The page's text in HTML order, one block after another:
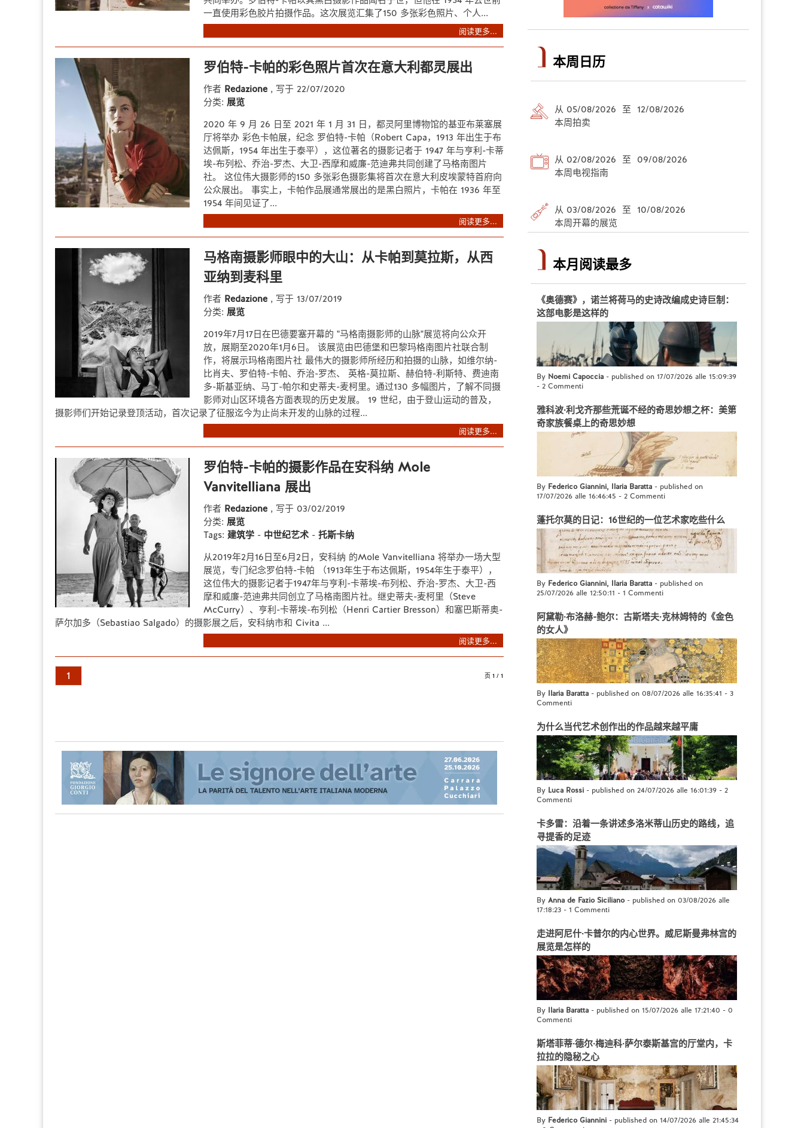
一直使用彩色胶片拍摄作品。这次展览汇集了150 多张彩色照片、个人...
阅读更多...
罗伯特-卡帕的彩色照片首次在意大利都灵展出
作者 Redazione , 写于 22/07/2020
分类: 展览
2020 年 9 月 26 日至 2021 年 1 月 31 日，都灵阿里博物馆的基亚布莱塞展
厅将举办 彩色卡帕展，纪念 罗伯特-卡帕（Robert Capa，1913 年出生于布
达佩斯，1954 年出生于泰平），这位著名的摄影记者于 1947 年与亨利-卡蒂
埃-布列松、乔治-罗杰、大卫-西摩和威廉-范迪弗共同创建了马格南图片
社。 这位伟大摄影师的150 多张彩色摄影集将首次在意大利皮埃蒙特首府向
公众展出。 事实上，卡帕作品展通常展出的是黑白照片，卡帕在 1936 年至
1954 年间见证了...
阅读更多...
马格南摄影师眼中的大山：从卡帕到莫拉斯，从西
亚纳到麦科里
作者 Redazione , 写于 13/07/2019
分类: 展览
2019年7月17日在巴德要塞开幕的 "马格南摄影师的山脉"展览将向公众开
放，展期至2020年1月6日。 该展览由巴德堡和巴黎玛格南图片社联合制
作，将展示玛格南图片社 最伟大的摄影师所经历和拍摄的山脉，如维尔纳-
比肖夫、罗伯特-卡帕、乔治-罗杰、 英格-莫拉斯、赫伯特-利斯特、费迪南
多-斯基亚纳、马丁-帕尔和史蒂夫-麦柯里。通过130 多幅图片，了解不同摄
影师对山区环境各方面表现的历史发展。 19 世纪，由于登山运动的普及，
摄影师们开始记录登顶活动，首次记录了征服迄今为止尚未开发的山脉的过程...
阅读更多...
罗伯特-卡帕的摄影作品在安科纳 Mole
Vanvitelliana 展出
作者 Redazione , 写于 03/02/2019
分类: 展览
Tags: 建筑学 - 中世纪艺术 - 托斯卡纳
从2019年2月16日至6月2日，安科纳 的Mole Vanvitelliana 将举办一场大型
展览，专门纪念罗伯特-卡帕 （1913年生于布达佩斯，1954年生于泰平），
这位伟大的摄影记者于1947年与亨利-卡蒂埃-布列松、乔治-罗杰、大卫-西
摩和威廉-范迪弗共同创立了马格南图片社。继史蒂夫-麦柯里（Steve
McCurry）、亨利-卡蒂埃-布列松（Henri Cartier Bresson）和塞巴斯蒂奥-
萨尔加多（Sebastiao Salgado）的摄影展之后，安科纳市和 Civita ...
阅读更多...
1 页 1 / 1
本周日历
从 05/08/2026 至 12/08/2026
本周拍卖
从 02/08/2026 至 09/08/2026
本周电视指南
从 03/08/2026 至 10/08/2026
本周开幕的展览
本月阅读最多
《奥德赛》，诺兰将荷马的史诗改编成史诗巨制：
这部电影是这样的
By Noemi Capoccia - published on 17/07/2026 alle 15:09:39
- 2 Commenti
雅科波·利戈齐那些荒诞不经的奇思妙想之杯：美第
奇家族餐桌上的奇思妙想
By Federico Giannini, Ilaria Baratta - published on
17/07/2026 alle 16:46:45 - 2 Commenti
蓬托尔莫的日记：16世纪的一位艺术家吃些什么
By Federico Giannini, Ilaria Baratta - published on
25/07/2026 alle 12:50:11 - 1 Commenti
阿黛勒·布洛赫-鲍尔：古斯塔夫·克林姆特的《金色
的女人》
By Ilaria Baratta - published on 08/07/2026 alle 16:35:41 - 3
Commenti
为什么当代艺术创作出的作品越来越平庸
By Luca Rossi - published on 24/07/2026 alle 16:01:39 - 2
Commenti
卡多雷：沿着一条讲述多洛米蒂山历史的路线，追
寻提香的足迹
By Anna de Fazio Siciliano- published on 03/08/2026 alle
17:18:23 - 1 Commenti
走进阿尼什·卡普尔的内心世界。威尼斯曼弗林宫的
展览是怎样的
By Ilaria Baratta - published on 15/07/2026 alle 17:21:40 - 0
Commenti
斯塔菲蒂·德尔·梅迪科·萨尔泰斯基宫的厅堂内，卡
拉拉的隐秘之心
By Federico Giannini - published on 14/07/2026 alle 21:45:34